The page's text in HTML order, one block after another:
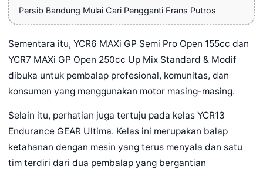
Persib Bandung Mulai Cari Pengganti Frans Putros
Sementara itu, YCR6 MAXi GP Semi Pro Open 155cc dan
YCR7 MAXi GP Open 250cc Up Mix Standard & Modif
dibuka untuk pembalap profesional, komunitas, dan
konsumen yang menggunakan motor masing-masing.
Selain itu, perhatian juga tertuju pada kelas YCR13
Endurance GEAR Ultima. Kelas ini merupakan balap
ketahanan dengan mesin yang terus menyala dan satu
tim terdiri dari dua pembalap yang bergantian